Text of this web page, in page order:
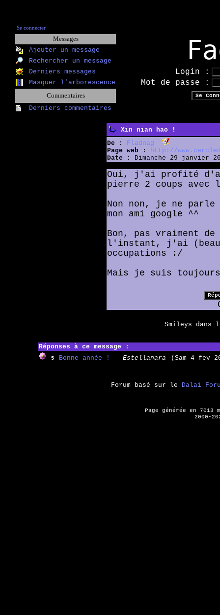
Se connecter
Messages
Ajouter un message
Rechercher un message
Derniers messages
Login :
Masquer l'arborescence Mot de passe :
Commentaires
Derniers commentaires
Xin nian hao !
De :
Fladnag
Page web :
http://
Date :
Dimanche 29 janvier
Oui, j'ai profité
pierre 2 coups
Non non, je ne
mon ami google ^^
Bon, pas vraiment
l'instant, j'ai
occupations :/
Mais je suis
Smileys dans
Réponses à ce message :
5 Bonne année ! - Estellanara (Sam 4 fev
Forum basé sur le Dalai
Page générée en 7013
2000-